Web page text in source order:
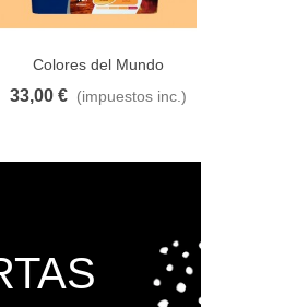
Añadir al carrito A lista de deseos
Colores del Mundo
MELOCOTON
INTERMEDIO 4L
33,00 € (impuestos inc.)